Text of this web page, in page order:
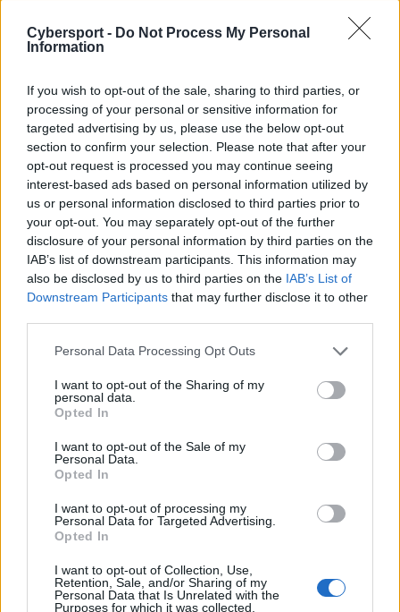
Cybersport - Do Not Process My Personal
Information
If you wish to opt-out of the sale, sharing to third parties, or
processing of your personal or sensitive information for
targeted advertising by us, please use the below opt-out
section to confirm your selection. Please note that after your
opt-out request is processed you may continue seeing
interest-based ads based on personal information utilized by
us or personal information disclosed to third parties prior to
your opt-out. You may separately opt-out of the further
disclosure of your personal information by third parties on the
IAB’s list of downstream participants. This information may
also be disclosed by us to third parties on the IAB’s List of
Downstream Participants that may further disclose it to other
Personal Data Processing Opt Outs
I want to opt-out of the Sharing of my
personal data.
Opted In
I want to opt-out of the Sale of my
Personal Data.
Opted In
I want to opt-out of processing my
Personal Data for Targeted Advertising.
Opted In
I want to opt-out of Collection, Use,
Retention, Sale, and/or Sharing of my
Personal Data that Is Unrelated with the
Purposes for which it was collected.
pomyśleć o roszadach już teraz i zmniejszyć ryzyko
potencjalnej wpadki w Niemczech? Oczywiście,
duże turnieje, lecz osobiście nie widzę w niej już
większego potencjału. Jeżeli Na`Vi chce zatrzymać
s1mple'a w swoich szeregach, to musi dać mu wolną
rękę w doborze graczy. W innym przypadku 21-latek
najprawdopodobniej poszuka nowych wyzwań w
międzynarodowej kompozycji.
Inny obraz North
North dość długo zwlekało z ruchami kadrowymi, po
tym jak dywizja CS:GO nie zdołała w styczniu
zakwalifikować się na Intel Extreme Masters Katowice
2019. Wreszcie, na początku maja, formację zasilił były
reprezentant OpTic Gaming, Jakob "JUGi" Hansen, a jej
nowym prowadzącym został gwiazdor Valdemar "valde"
odświeżonej kadrze z nowym liderem oraz snajperem
nie stanowiły żadnej przeszkody dla North, gdyż
jedną mapę w trzech spotkaniach.
niezwykle zaciętym boju pozostawili w pokonanym
polu Natus Vincere, co już było sporym osiągnięciem.